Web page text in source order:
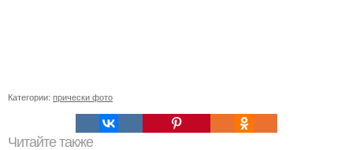
Категории: прически фото
Читайте также